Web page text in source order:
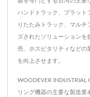
ハンドトラック、プラット
りたたみトラック、マルチ
ズされたソリューション
売、ホスピタリティなどの
を向上させます。
WOODEVER INDUSTRIAL
リング機器の主要な製造